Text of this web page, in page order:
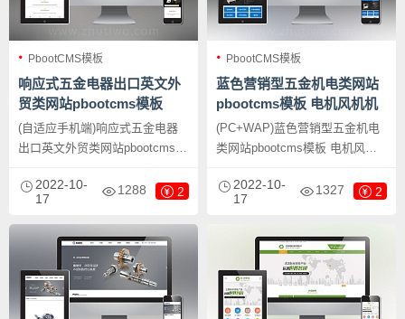
PbootCMS模板
响应式五金电器出口英文外
贸类网站pbootcms模板
HTML5五金电子产品外贸网
站源码下载
(自适应手机端)响应式五金电器
出口英文外贸类网站pbootcms模
源码下载，PbootCMS内核开发
的网站模板，该模板适用于五金
外贸网站、电子产品外贸网站等
企业，当然其他行业也可以做，
只需要把文字图片换成其他行业
的即可；
2022-10-
17
1288 2
PbootCMS模板
蓝色营销型五金机电类网站
pbootcms模板 电机风机机
械设备网站源码下载
(PC+WAP)蓝色营销型五金机电
类网站pbootcms模板 电机风机
PbootCMS内核开发的网站模
板，该模板适用于营销型网站、
行业也可以做，只需要把文字图
片换成其他行业的即可；
2022-10-
17
1327 2